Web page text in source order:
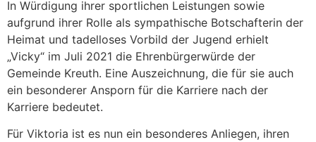
In Würdigung ihrer sportlichen Leistungen sowie
aufgrund ihrer Rolle als sympathische Botschafterin der
Heimat und tadelloses Vorbild der Jugend erhielt
„Vicky“ im Juli 2021 die Ehrenbürgerwürde der
Gemeinde Kreuth. Eine Auszeichnung, die für sie auch
ein besonderer Ansporn für die Karriere nach der
Karriere bedeutet.
Für Viktoria ist es nun ein besonderes Anliegen, ihren